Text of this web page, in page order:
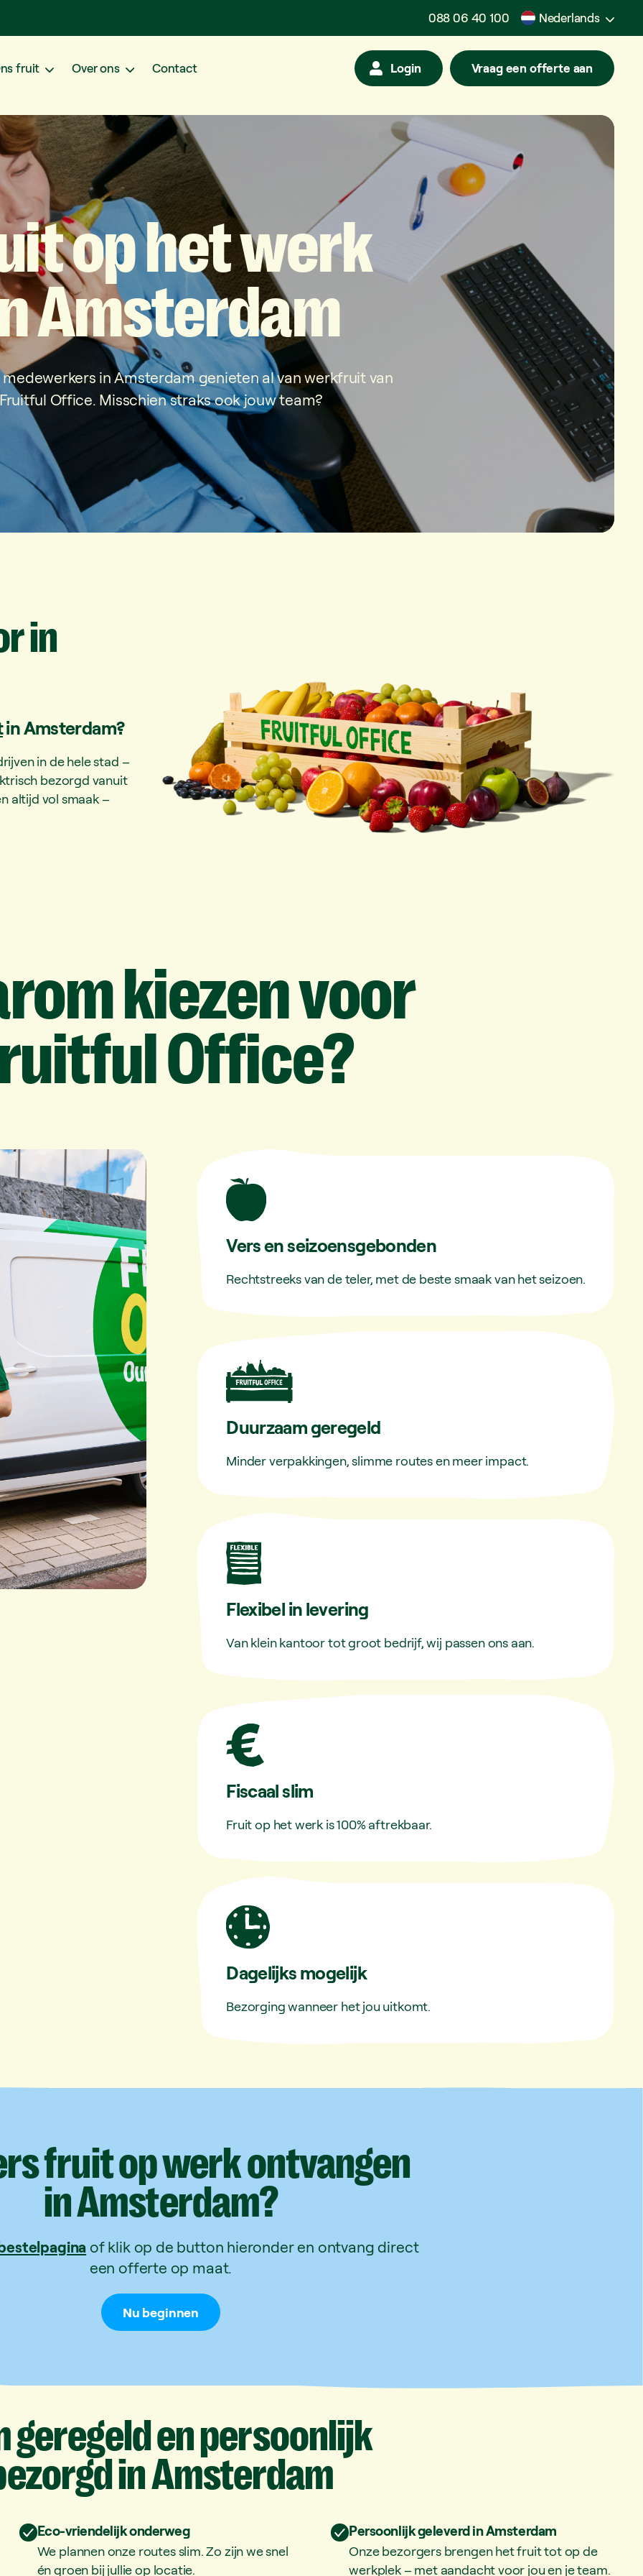
088 06 40 100 Nederlands
fruit Over ons Contact Login Vraag een offerte aan
ophetwerk
Amsterdam
medewerkers in Amsterdam genieten al van werkfruit van
Office. Misschien straks ook jouw team?
in
in Amsterdam?
in de hele stad –
bezorgd vanuit
altijd vol smaak –
kiezenvoor
Office?
Vers en seizoensgebonden
Rechtstreeks van de teler, met de beste smaak van het seizoen.
Duurzaam geregeld
Minder verpakkingen, slimme routes en meer impact.
Flexibel in levering
Van klein kantoor tot groot bedrijf, wij passen ons aan.
Fiscaal slim
Fruit op het werk is 100% aftrekbaar.
Dagelijks mogelijk
Bezorging wanneer het jou uitkomt.
fruitopwerkontvangen
inAmsterdam?
of klik op de button hieronder en ontvang direct
een offerte op maat.
Nu beginnen
geregeldenpersoonlijk
inAmsterdam
Eco-vriendelijk onderweg
We plannen onze routes slim. Zo zijn we snel
én groen bij jullie op locatie.
Persoonlijk geleverd in Amsterdam
Onze bezorgers brengen het fruit tot op de
werkplek – met aandacht voor jou en je team.